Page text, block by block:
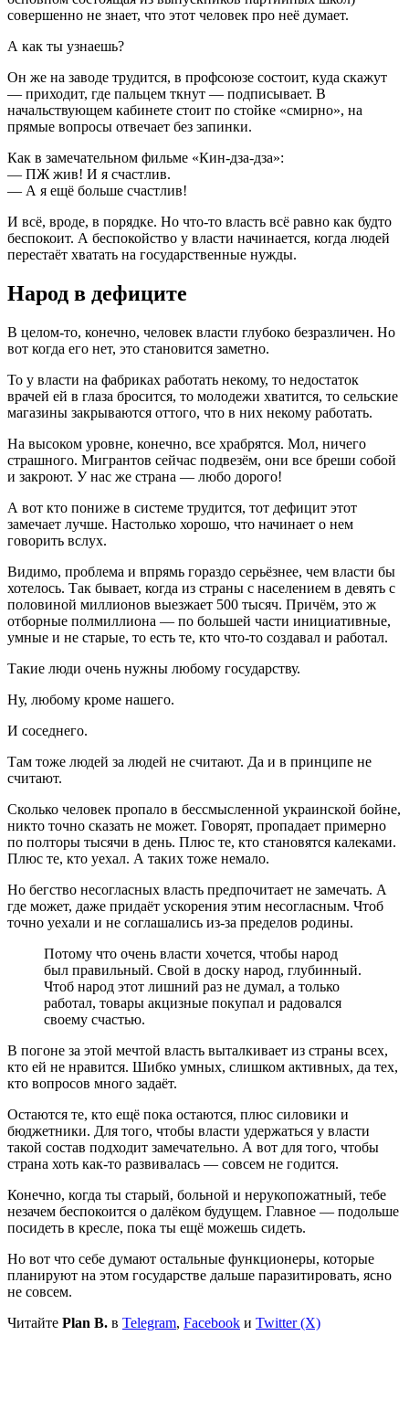
совершенно не знает, что этот человек про неё думает.
А как ты узнаешь?
Он же на заводе трудится, в профсоюзе состоит, куда скажут
— приходит, где пальцем ткнут — подписывает. В
начальствующем кабинете стоит по стойке «смирно», на
прямые вопросы отвечает без запинки.
Как в замечательном фильме «Кин-дза-дза»:
— ПЖ жив! И я счастлив.
— А я ещё больше счастлив!
И всё, вроде, в порядке. Но что-то власть всё равно как будто
беспокоит. А беспокойство у власти начинается, когда людей
перестаёт хватать на государственные нужды.
Народ в дефиците
В целом-то, конечно, человек власти глубоко безразличен. Но
вот когда его нет, это становится заметно.
То у власти на фабриках работать некому, то недостаток
врачей ей в глаза бросится, то молодежи хватится, то сельские
магазины закрываются оттого, что в них некому работать.
На высоком уровне, конечно, все храбрятся. Мол, ничего
страшного. Мигрантов сейчас подвезём, они все бреши собой
и закроют. У нас же страна — любо дорого!
А вот кто пониже в системе трудится, тот дефицит этот
замечает лучше. Настолько хорошо, что начинает о нем
говорить вслух.
Видимо, проблема и впрямь гораздо серьёзнее, чем власти бы
хотелось. Так бывает, когда из страны с населением в девять с
половиной миллионов выезжает 500 тысяч. Причём, это ж
отборные полмиллиона — по большей части инициативные,
умные и не старые, то есть те, кто что-то создавал и работал.
Такие люди очень нужны любому государству.
Ну, любому кроме нашего.
И соседнего.
Там тоже людей за людей не считают. Да и в принципе не
считают.
Сколько человек пропало в бессмысленной украинской бойне,
никто точно сказать не может. Говорят, пропадает примерно
по полторы тысячи в день. Плюс те, кто становятся калеками.
Плюс те, кто уехал. А таких тоже немало.
Но бегство несогласных власть предпочитает не замечать. А
где может, даже придаёт ускорения этим несогласным. Чтоб
точно уехали и не соглашались из-за пределов родины.
Потому что очень власти хочется, чтобы народ
был правильный. Свой в доску народ, глубинный.
Чтоб народ этот лишний раз не думал, а только
работал, товары акцизные покупал и радовался
своему счастью.
В погоне за этой мечтой власть выталкивает из страны всех,
кто ей не нравится. Шибко умных, слишком активных, да тех,
кто вопросов много задаёт.
Остаются те, кто ещё пока остаются, плюс силовики и
бюджетники. Для того, чтобы власти удержаться у власти
такой состав подходит замечательно. А вот для того, чтобы
страна хоть как-то развивалась — совсем не годится.
Конечно, когда ты старый, больной и нерукопожатный, тебе
незачем беспокоится о далёком будущем. Главное — подольше
посидеть в кресле, пока ты ещё можешь сидеть.
Но вот что себе думают остальные функционеры, которые
планируют на этом государстве дальше паразитировать, ясно
не совсем.
Читайте Plan B. в Telegram, Facebook и Twitter (X)